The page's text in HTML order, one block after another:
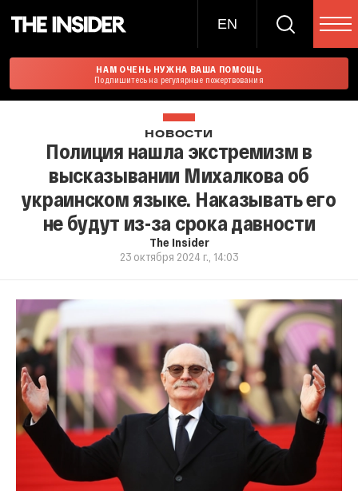
EN
НАМ ОЧЕНЬ НУЖНА ВАША ПОМОЩЬ
Подпишитесь на регулярные пожертвования
НОВОСТИ
Полиция нашла экстремизм в
высказывании Михалкова об
украинском языке. Наказывать его
не будут из-за срока давности
The Insider
23 октября 2024 г., 14:03